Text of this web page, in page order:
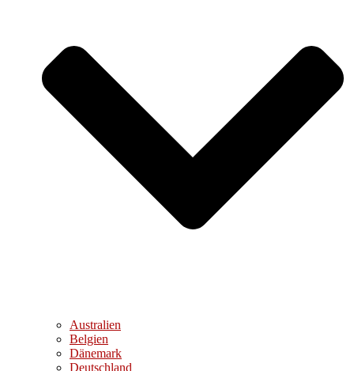
Australien
Belgien
Dänemark
Deutschland